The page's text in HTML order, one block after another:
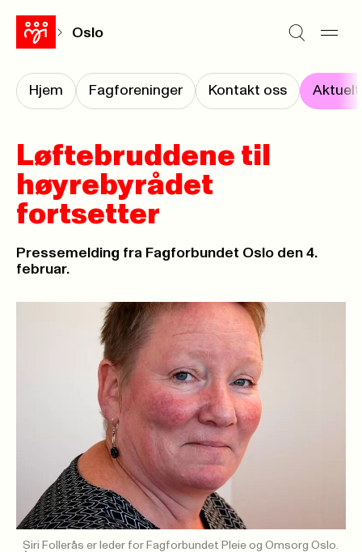
Oslo
Hjem Fagforeninger Kontakt oss Aktuelt
Løftebruddene til
høyrebyrådet
fortsetter
Pressemelding fra Fagforbundet Oslo den 4.
februar.
Siri Follerås er leder for Fagforbundet Pleie og Omsorg Oslo.